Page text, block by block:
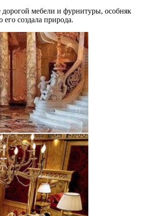
мебели и фурнитуры, особняк
создала природа.